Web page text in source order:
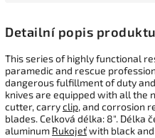
Detailní popis produktu
This series of highly functional
paramedic and rescue
dangerous fulfillment of duty
knives are equipped with all the
cutter, carryclip, and corrosion
blades. Celková délka: 8". Délka
aluminum Rukojeťwith black